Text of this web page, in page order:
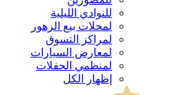
للنوادي الليلية
لمحلات بيع الزهور
لمراكز التسوق
لمعارض السيارات
لمنظمي الحفلات
إظهار الكل